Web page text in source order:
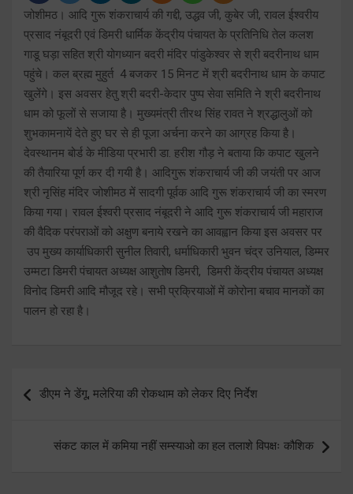
जोशीमठ। आदि गुरू शंकराचार्य की गद्दी, उद्धव जी, कुबेर जी, रावल ईश्वरीय
प्रसाद नंबूदरी एवं डिमरी धार्मिक केंद्रीय पंचायत के प्रतिनिधि तेल कलश
गाडू घड़ा सहित श्री योगध्यान बदरी मंदिर पांडुकेश्वर से श्री बदरीनाथ धाम
पहुंचे। कल ब्रह्म मुहुर्त 4 बजकर 15 मिनट में श्री बदरीनाथ धाम के कपाट
खुलेंगे। इस अवसर हेतु श्री बदरी-केदार पुष्प सेवा समिति ने श्री बदरीनाथ
धाम को फूलों से सजाया है। मुख्यमंत्री तीरथ सिंह रावत ने श्रद्धालुओं को
शुभकामनायें देते हुए घर से ही पूजा अर्चना करने का आग्रह किया है।
देवस्थानम बोर्ड के मीडिया प्रभारी डा. हरीश गौड़ ने बताया कि कपाट खुलने
की तैयारिया पूर्ण कर दी गयी है। आदिगुरू शंकराचार्य जी की जयंती पर आज
श्री नृसिंह मंदिर जोशीमठ में सादगी पूर्वक आदि गुरू शंकराचार्य जी का स्मरण
किया गया। रावल ईश्वरी प्रसाद नंबूदरी ने आदि गुरू शंकराचार्य जी महाराज
की वैदिक परंपराओं को अक्षुण बनाये रखने का आवह्वान किया इस अवसर पर
उप मुख्य कार्याधिकारी सुनील तिवारी, धर्माधिकारी भुवन चंद्र उनियाल, डिम्मर
उम्मटा डिमरी पंचायत अध्यक्ष आशुतोष डिमरी, डिमरी केंद्रीय पंचायत अध्यक्ष
विनोद डिमरी आदि मौजूद रहे। सभी प्रक्रियाओं में कोरोना बचाव मानकों का
पालन हो रहा है।
navigation
डीएम ने डेंगू, मलेरिया की रोकथाम को लेकर दिए निर्देश
संकट काल में कमिया नहीं सम्स्याओ का हल तलाशे विपक्षः कौशिक